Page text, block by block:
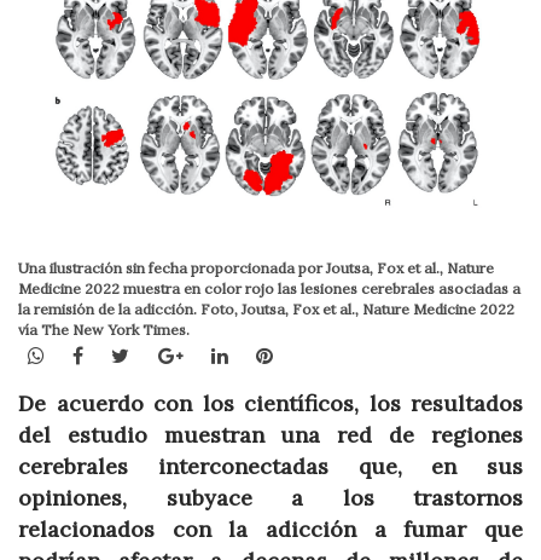
Una ilustración sin fecha proporcionada por Joutsa, Fox et al., Nature
Medicine 2022 muestra en color rojo las lesiones cerebrales asociadas a
la remisión de la adicción. Foto, Joutsa, Fox et al., Nature Medicine 2022
vía The New York Times.
WhatsApp
Facebook
TwitterGoogle+LinkedInPinterest
De acuerdo con los científicos, los resultados
del estudio muestran una red de regiones
cerebrales interconectadas que, en sus
opiniones, subyace a los trastornos
relacionados con la adicción a fumar que